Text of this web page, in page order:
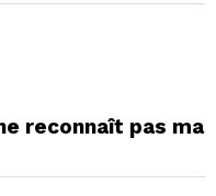
reconnaît pas ma